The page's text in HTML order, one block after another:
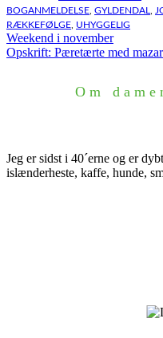
BOGANMELDELSE GYLDENDAL
RÆKKEFØLGE UHYGGELIG
Weekend i november
Opskrift: Pæretærte med
Om
Jeg er sidst i 40´erne og er
islænderheste, kaffe, hunde,